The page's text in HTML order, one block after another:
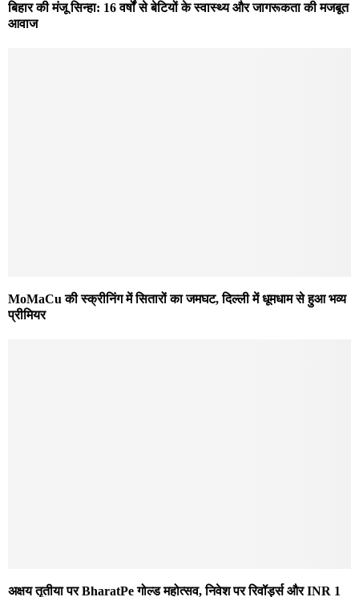
बिहार की मंजू सिन्हा: 16 वर्षों से बेटियों के स्वास्थ्य और जागरूकता की मजबूत
आवाज
MoMaCu की स्क्रीनिंग में सितारों का जमघट, दिल्ली में धूमधाम से हुआ भव्य
प्रीमियर
अक्षय तृतीया पर BharatPe गोल्ड महोत्सव, निवेश पर रिवॉर्ड्स और INR 1